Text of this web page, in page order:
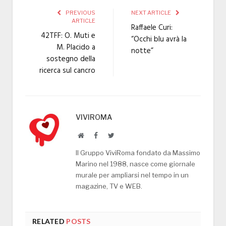
PREVIOUS
ARTICLE
42TFF: O. Muti e
M. Placido a
sostegno della
ricerca sul cancro
NEXT ARTICLE
Raffaele Curi:
“Occhi blu avrà la
notte”
VIVIROMA
WebsiteFacebookTwitter
Il Gruppo ViviRoma fondato da Massimo
Marino nel 1988, nasce come giornale
murale per ampliarsi nel tempo in un
magazine, TV e WEB.
RELATED POSTS